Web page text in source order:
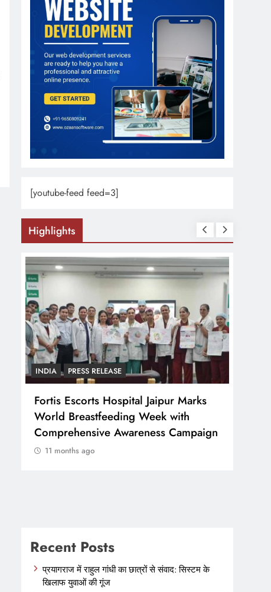
[youtube-feed feed=3]
Highlights
INDIA PRESS RELEASE
Fortis Escorts Hospital Jaipur Marks
World Breastfeeding Week with
Comprehensive Awareness Campaign
11 months ago
Recent Posts
प्रयागराज में राहुल गांधी का छात्रों से संवाद: सिस्टम के
खिलाफ युवाओं की गूंज